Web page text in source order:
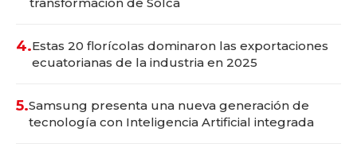
4.Estas 20 florícolas dominaron las exportaciones
ecuatorianas de la industria en 2025
5.Samsung presenta una nueva generación de
tecnología con Inteligencia Artificial integrada